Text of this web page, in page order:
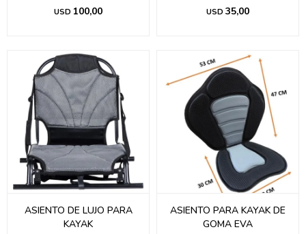
USD 100,00 USD 35,00
ASIENTO DE LUJO PARA
KAYAK
ASIENTO PARA KAYAK DE
GOMA EVA